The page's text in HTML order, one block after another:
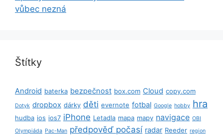
vůbec nezná
Štítky
Android baterka bezpečnost box.com Cloud copy.com
Dotyk dropbox dárky děti evernote fotbal Google hobby hra
hudba ios ios7 iPhone Letadla mapa mapy navigace OBI
Olympiáda Pac-Man předpověď počasí radar Reeder region